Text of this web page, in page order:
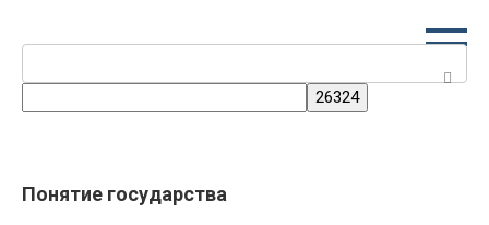
Понятие государства